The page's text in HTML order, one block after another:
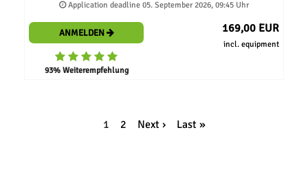
Application deadline 05. September 2026, 09:45 Uhr
ANMELDEN
93% Weiterempfehlung
169,00 EUR
incl. equipment
1 2 Next › Last »